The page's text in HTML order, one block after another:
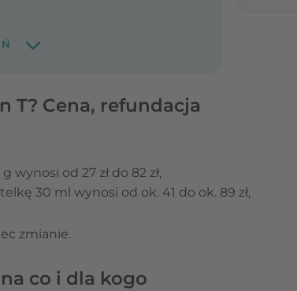
T? Cena, refundacja
wynosi od 27 zł do 82 zł,
30 ml wynosi od ok. 41 do ok. 89 zł,
zmianie.
co i dla kogo